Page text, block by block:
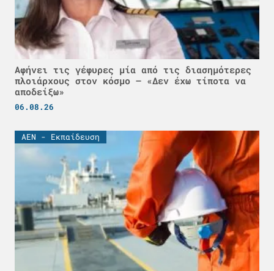
Αφήνει τις γέφυρες μία από τις διασημότερες
πλοιάρχους στον κόσμο – «Δεν έχω τίποτα να
αποδείξω»
06.08.26
ΑΕΝ - Εκπαίδευση